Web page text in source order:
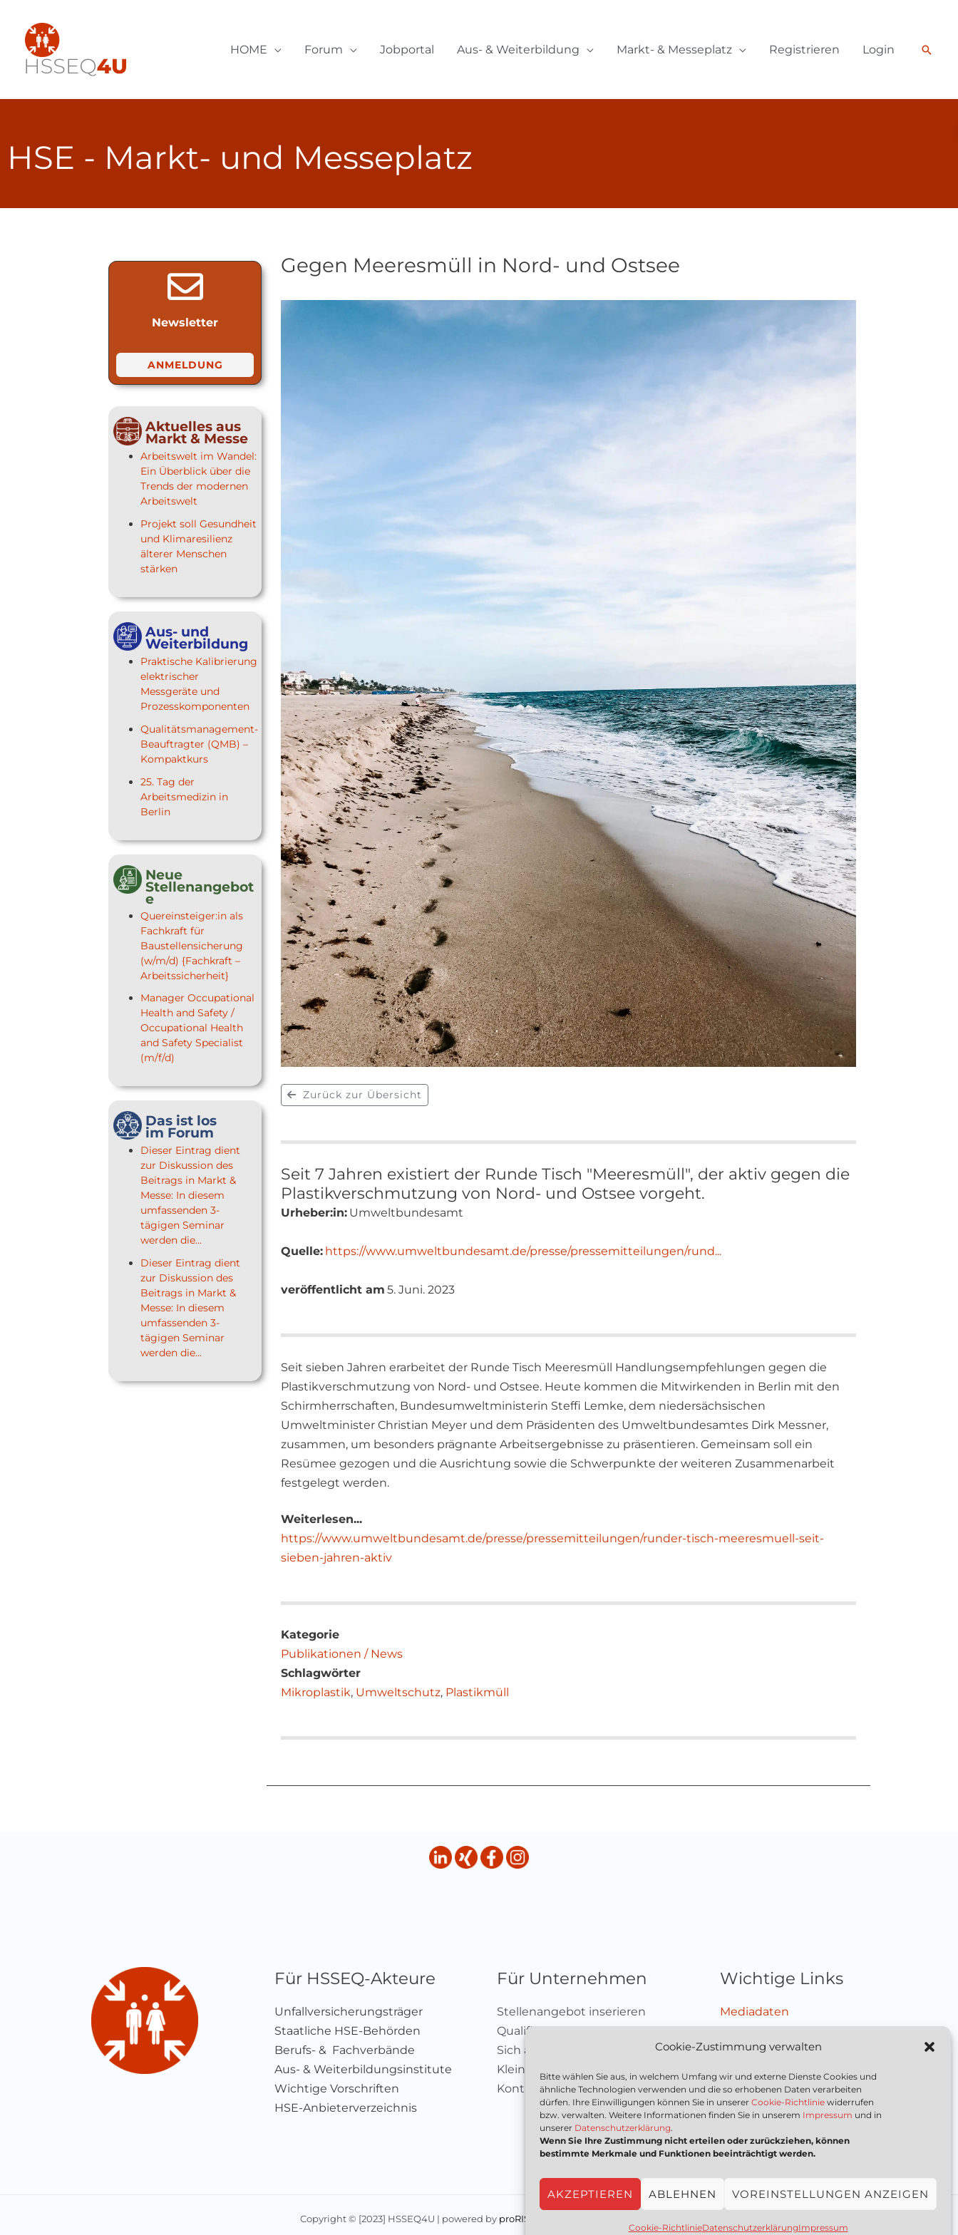
Cookie-Zustimmung verwalten
Bitte wählen Sie aus, in welchem Umfang wir und externe Dienste Cookies und
ähnliche Technologien verwenden und die so erhobenen Daten verarbeiten
dürfen. Ihre Einwilligungen können Sie in unserer Cookie-Richtlinie widerrufen
bzw. verwalten. Weitere Informationen finden Sie in unserem Impressum und in
unserer Datenschutzerklärung.
Wenn Sie Ihre Zustimmung nicht erteilen oder zurückziehen, können
bestimmte Merkmale und Funktionen beeinträchtigt werden.
AKZEPTIEREN ABLEHNEN VOREINSTELLUNGEN ANZEIGEN
Cookie-RichtlinieDatenschutzerklärungImpressum
Inhalt
springen
HOME Forum Jobportal Aus- & Weiterbildung Markt- & Messeplatz Registrieren Login
HSE - Markt- und Messeplatz
Newsletter
ANMELDUNG
Aktuelles aus
Markt & Messe
Arbeitswelt im Wandel:
Ein Überblick über die
Trends der modernen
Arbeitswelt
Projekt soll Gesundheit
und Klimaresilienz
älterer Menschen
stärken
Aus- und
Weiterbildung
Praktische Kalibrierung
elektrischer
Messgeräte und
Prozesskomponenten
Qualitätsmanagement-
Beauftragter (QMB) –
Kompaktkurs
25. Tag der
Arbeitsmedizin in
Berlin
Neue
Stellenangebot
e
Quereinsteiger:in als
Fachkraft für
Baustellensicherung
(w/m/d) {Fachkraft –
Arbeitssicherheit}
Manager Occupational
Health and Safety /
Occupational Health
and Safety Specialist
(m/f/d)
Das ist los
im Forum
Dieser Eintrag dient
zur Diskussion des
Beitrags in Markt &
Messe: In diesem
umfassenden 3-
tägigen Seminar
werden die...
Dieser Eintrag dient
zur Diskussion des
Beitrags in Markt &
Messe: In diesem
umfassenden 3-
tägigen Seminar
werden die...
Gegen Meeresmüll in Nord- und Ostsee
Zurück zur Übersicht
Seit 7 Jahren existiert der Runde Tisch "Meeresmüll", der aktiv gegen die
Plastikverschmutzung von Nord- und Ostsee vorgeht.
Urheber:in: Umweltbundesamt
Quelle: https://www.umweltbundesamt.de/presse/pressemitteilungen/rund...
veröffentlicht am 5. Juni. 2023
Seit sieben Jahren erarbeitet der Runde Tisch Meeresmüll Handlungsempfehlungen gegen die
Plastikverschmutzung von Nord- und Ostsee. Heute kommen die Mitwirkenden in Berlin mit den
Schirmherrschaften, Bundesumweltministerin Steffi Lemke, dem niedersächsischen
Umweltminister Christian Meyer und dem Präsidenten des Umweltbundesamtes Dirk Messner,
zusammen, um besonders prägnante Arbeitsergebnisse zu präsentieren. Gemeinsam soll ein
Resümee gezogen und die Ausrichtung sowie die Schwerpunkte der weiteren Zusammenarbeit
festgelegt werden.
Weiterlesen...
https://www.umweltbundesamt.de/presse/pressemitteilungen/runder-tisch-meeresmuell-seit-
sieben-jahren-aktiv
Kategorie
Publikationen / News
Schlagwörter
Mikroplastik, Umweltschutz, Plastikmüll
Für HSSEQ-Akteure
Unfallversicherungsträger
Staatliche HSE-Behörden
Berufs- & Fachverbände
Aus- & Weiterbildungsinstitute
Wichtige Vorschriften
HSE-Anbieterverzeichnis
Für Unternehmen
Stellenangebot inserieren
Qualifizierungsangebot schalten
Sich als Anbieter registrieren
Kleinanzeige aufgeben
Kontakt
Wichtige Links
Mediadaten
Datenschutzerklärung
Cookie-Richtlinie (EU)
Copyright © [2023] HSSEQ4U | powered by proRIS Consultants GmbH